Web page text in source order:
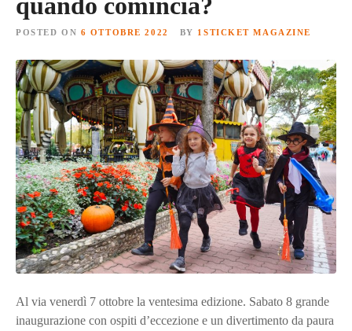
POSTED ON 6 OTTOBRE 2022 BY 1STICKET MAGAZINE
Al via venerdì 7 ottobre la ventesima edizione. Sabato 8 grande
inaugurazione con ospiti d’eccezione e un divertimento da paura